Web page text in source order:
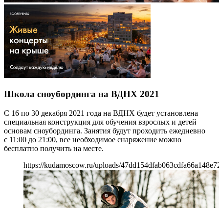
Школа сноубординга на ВДНХ 2021
С 16 по 30 декабря 2021 года на ВДНХ будет установлена
специальная конструкция для обучения взрослых и детей
основам сноубординга. Занятия будут проходить ежедневно
с 11:00 до 21:00, все необходимое снаряжение можно
бесплатно получить на месте.
https://kudamoscow.ru/uploads/